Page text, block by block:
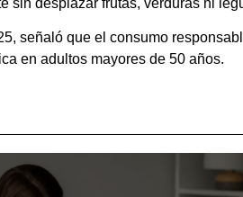
señaló que el consumo
en adultos mayores de 50 años.